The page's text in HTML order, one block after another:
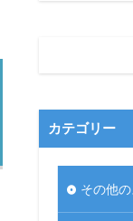
カテゴリー
その他